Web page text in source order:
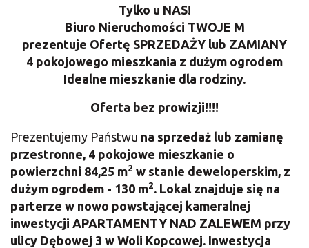
Tylko u NAS!
Biuro Nieruchomości TWOJE M
prezentuje Ofertę SPRZEDAŻY lub ZAMIANY
4 pokojowego mieszkania z dużym ogrodem
Idealne mieszkanie dla rodziny.
Oferta bez prowizji!!!!
Prezentujemy Państwu na sprzedaż lub zamianę
przestronne, 4 pokojowe mieszkanie o
powierzchni 84,25 m2 w stanie deweloperskim, z
dużym ogrodem - 130 m2. Lokal znajduje się na
parterze w nowo powstającej kameralnej
inwestycji APARTAMENTY NAD ZALEWEM przy
ulicy Dębowej 3 w Woli Kopcowej. Inwestycja